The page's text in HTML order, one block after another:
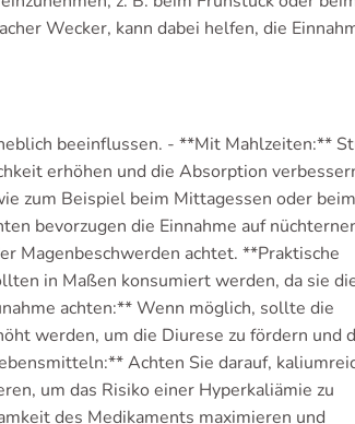
Wecker, kann dabei helfen, die
beeinflussen. - **Mit Mahlzeiten:**
erhöhen und die Absorption
zum Beispiel beim Mittagessen oder beim
bevorzugen die Einnahme auf
Magenbeschwerden achtet. **Praktische
in Maßen konsumiert werden, da sie
achten:** Wenn möglich, sollte die
werden, um die Diurese zu fördern und
Achten Sie darauf,
um das Risiko einer Hyperkaliämie zu
des Medikaments maximieren und